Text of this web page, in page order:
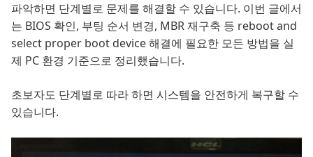
파악하면 단계별로 문제를 해결할 수 있습니다. 이번 글에서
는 BIOS 확인, 부팅 순서 변경, MBR 재구축 등 reboot and
select proper boot device 해결에 필요한 모든 방법을 실
제 PC 환경 기준으로 정리했습니다.
초보자도 단계별로 따라 하면 시스템을 안전하게 복구할 수
있습니다.